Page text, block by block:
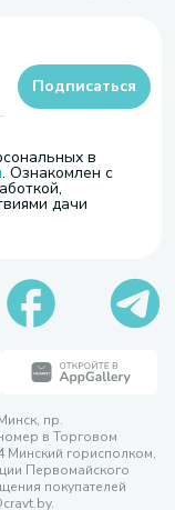
в
. Ознакомлен с
дачи
Подписаться
пр.
в Торговом
Минский горисполком,
Первомайского
покупателей